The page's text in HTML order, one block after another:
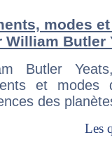
modes
William Butler
Butler
et modes
des